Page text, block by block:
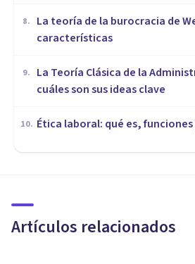
8.
La teoría de la burocracia de
características
9.
La Teoría Clásica de la
cuáles son sus ideas clave
10. Ética laboral: qué es,
Artículos relacionados
Análisis del puesto
del proceso